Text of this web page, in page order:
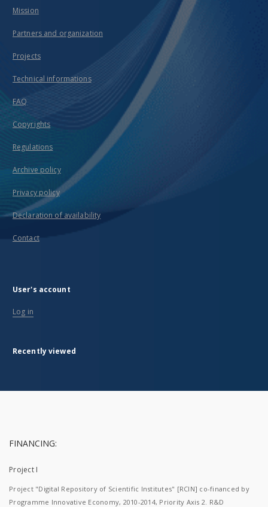
Mission
Partners and organization
Projects
Technical informations
FAQ
Copyrights
Regulations
Archive policy
Privacy policy
Declaration of availability
Contact
User's account
Log in
Recently viewed
FINANCING:
Project I
Project "Digital Repository of Scientific Institutes" [RCIN] co-financed by
Programme Innovative Economy, 2010-2014, Priority Axis 2. R&D